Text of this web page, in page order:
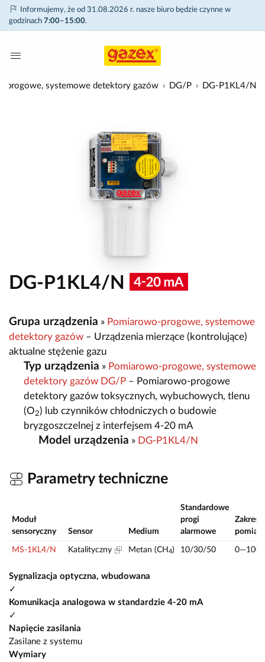
Informujemy, że od 31.08.2026 r. nasze biuro będzie czynne w
godzinach 7:00–15:00.
progowe, systemowe detektory gazów DG/P DG-P1KL4/N
DG-P1KL4/N
Grupa urządzenia » Pomiarowo-progowe, systemowe
detektory gazów – Urządzenia mierzące (kontrolujące)
aktualne stężenie gazu
Typ urządzenia » Pomiarowo-progowe, systemowe
detektory gazów DG/P – Pomiarowo-progowe
detektory gazów toksycznych, wybuchowych, tlenu
(O2) lub czynników chłodniczych o budowie
bryzgoszczelnej z interfejsem 4-20 mA
Model urządzenia » DG-P1KL4/N
Parametry techniczne
Moduł
sensoryczny
Sensor Medium
Standardowe
progi
alarmowe
Zakres
MS-1KL4/N Katalityczny Metan (CH 4) 10/30/50 0—100
Sygnalizacja optyczna, wbudowana
✓
Komunikacja analogowa w standardzie 4-20 mA
✓
Napięcie zasilania
Zasilane z systemu
Wymiary